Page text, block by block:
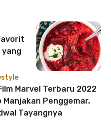
yang
Marvel Terbaru 2022
Manjakan Penggemar,
Tayangnya